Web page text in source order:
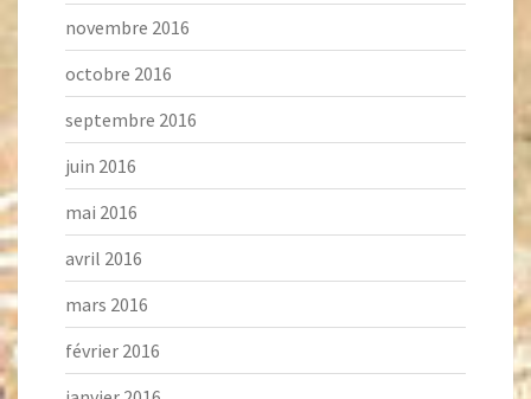
novembre 2016
octobre 2016
septembre 2016
juin 2016
mai 2016
avril 2016
mars 2016
février 2016